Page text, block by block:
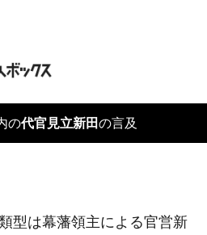
の代官見立新田の言及
型は幕藩領主による官営新